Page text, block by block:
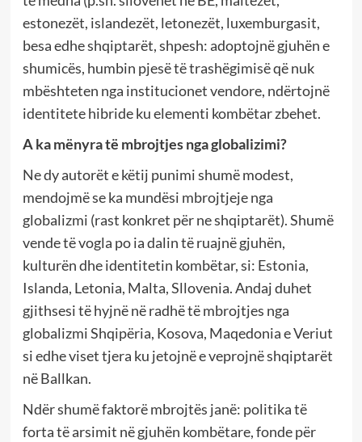
estonezët, islandezët, letonezët, luxemburgasit,
besa edhe shqiptarët, shpesh: adoptojnë gjuhën e
shumicës, humbin pjesë të trashëgimisë që nuk
mbështeten nga institucionet vendore, ndërtojnë
identitete hibride ku elementi kombëtar zbehet.
A ka mënyra të mbrojtjes nga globalizimi?
Ne dy autorët e këtij punimi shumë modest,
mendojmë se ka mundësi mbrojtjeje nga
globalizmi (rast konkret për ne shqiptarët). Shumë
vende të vogla po ia dalin të ruajnë gjuhën,
kulturën dhe identitetin kombëtar, si: Estonia,
Islanda, Letonia, Malta, Sllovenia. Andaj duhet
gjithsesi të hyjnë në radhë të mbrojtjes nga
globalizmi Shqipëria, Kosova, Maqedonia e Veriut
si edhe viset tjera ku jetojnë e veprojnë shqiptarët
në Ballkan.
Ndër shumë faktorë mbrojtës janë: politika të
forta të arsimit në gjuhën kombëtare, fonde për